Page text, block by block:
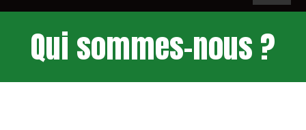
Qui sommes-nous ?